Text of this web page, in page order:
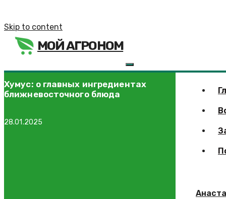
Skip to content
МОЙ АГРОНОМ
Хумус: о главных ингредиентах
ближневосточного блюда
28.01.2025